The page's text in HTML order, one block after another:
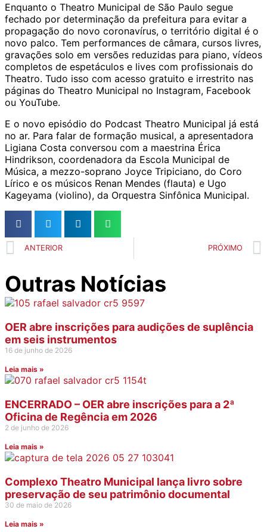
Enquanto o Theatro Municipal de São Paulo segue
fechado por determinação da prefeitura para evitar a
propagação do novo coronavírus, o território digital é o
novo palco. Tem performances de câmara, cursos livres,
gravações solo em versões reduzidas para piano, vídeos
completos de espetáculos e lives com profissionais do
Theatro. Tudo isso com acesso gratuito e irrestrito nas
páginas do Theatro Municipal no Instagram, Facebook
ou YouTube.
E o novo episódio do Podcast Theatro Municipal já está
no ar. Para falar de formação musical, a apresentadora
Ligiana Costa conversou com a maestrina Érica
Hindrikson, coordenadora da Escola Municipal de
Música, a mezzo-soprano Joyce Tripiciano, do Coro
Lírico e os músicos Renan Mendes (flauta) e Ugo
Kageyama (violino), da Orquestra Sinfônica Municipal.
ANTERIOR PRÓXIMO
Outras Notícias
OER abre inscrições para audições de suplência
em seis instrumentos
16 de junho de 2026
Leia mais »
ENCERRADO – OER abre inscrições para a 2ª
Oficina de Regência em 2026
2 de junho de 2026
Leia mais »
Complexo Theatro Municipal lança livro sobre
preservação de seu patrimônio documental
30 de maio de 2026
Leia mais »